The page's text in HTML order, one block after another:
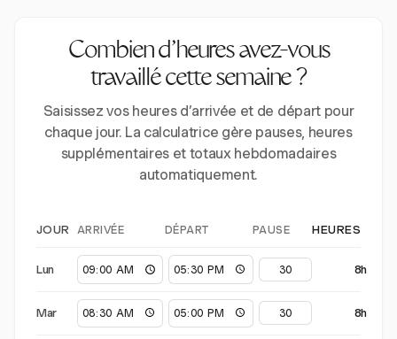
Combien d’heures avez-vous
travaillé cette semaine ?
Saisissez vos heures d’arrivée et de départ pour
chaque jour. La calculatrice gère pauses, heures
supplémentaires et totaux hebdomadaires
automatiquement.
JOUR ARRIVÉE DÉPART PAUSE HEURES
Lun 8h
Mar 8h